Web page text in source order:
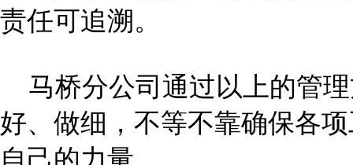
责任可追溯。
马桥分公司通过以上的管
好、做细，不等不靠确保各
自己的力量。